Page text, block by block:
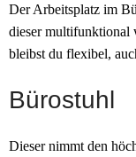
Der Arbeitsplatz im
dieser multifunktional
bleibst du flexibel,
Bürostuhl
Dieser nimmt den